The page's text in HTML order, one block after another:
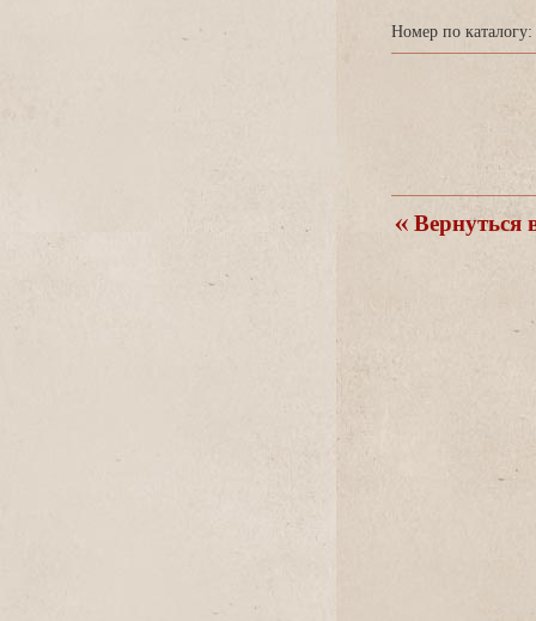
Номер по каталогу:
ернуться